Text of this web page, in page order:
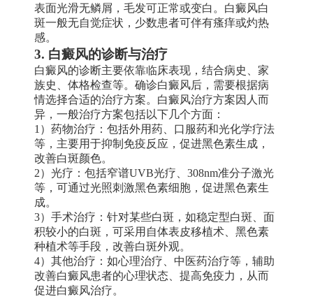
表面光滑无鳞屑，毛发可正常或变白。白癜风白
斑一般无自觉症状，少数患者可伴有瘙痒或灼热
感。
3. 白癜风的诊断与治疗
白癜风的诊断主要依靠临床表现，结合病史、家
族史、体格检查等。确诊白癜风后，需要根据病
情选择合适的治疗方案。白癜风治疗方案因人而
异，一般治疗方案包括以下几个方面：
1）药物治疗：包括外用药、口服药和光化学疗法
等，主要用于抑制免疫反应，促进黑色素生成，
改善白斑颜色。
2）光疗：包括窄谱UVB光疗、308nm准分子激光
等，可通过光照刺激黑色素细胞，促进黑色素生
成。
3）手术治疗：针对某些白斑，如稳定型白斑、面
积较小的白斑，可采用自体表皮移植术、黑色素
种植术等手段，改善白斑外观。
4）其他治疗：如心理治疗、中医药治疗等，辅助
改善白癜风患者的心理状态、提高免疫力，从而
促进白癜风治疗。